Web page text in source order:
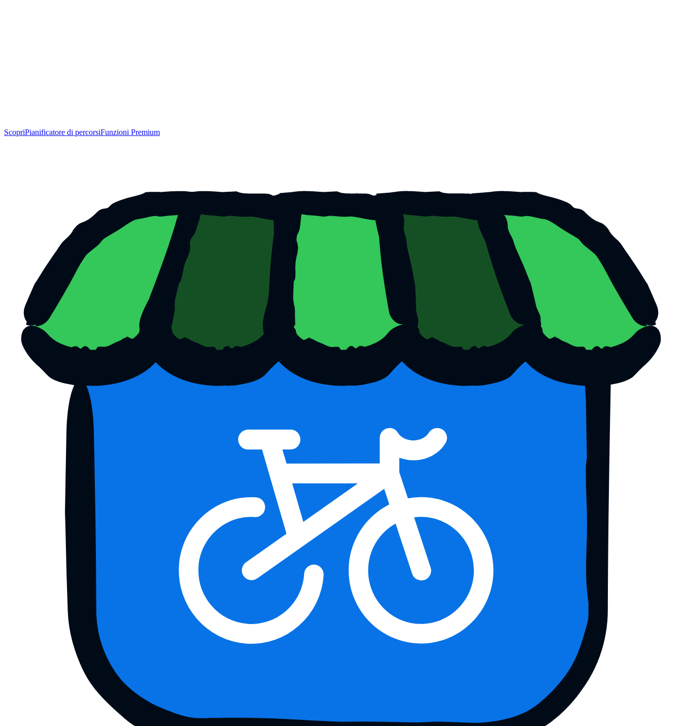
ScopriPianificatore di percorsiFunzioni Premium